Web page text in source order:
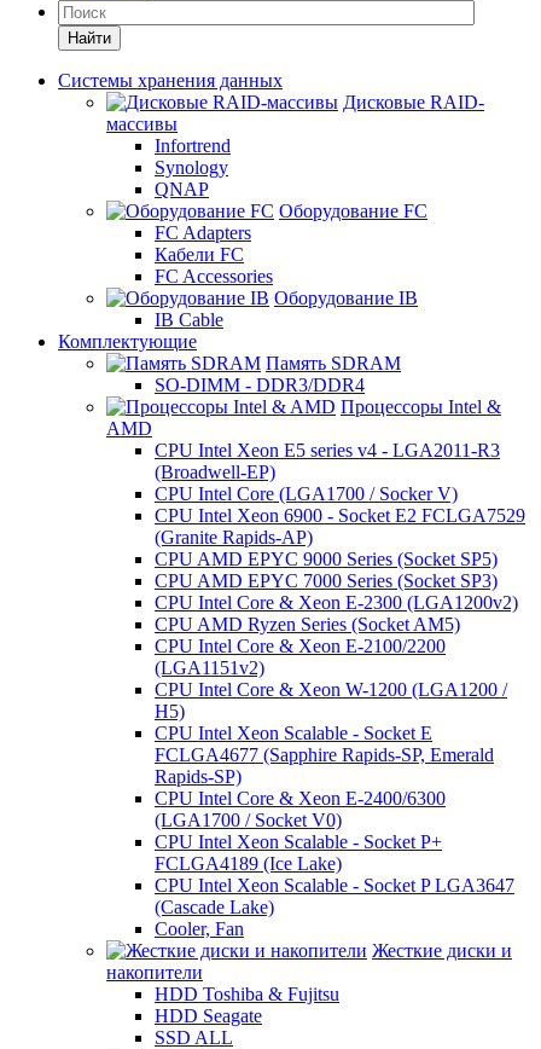
Найти
Системы хранения данных
Дисковые RAID-
массивы
Infortrend
Synology
QNAP
Оборудование FC
FC Adapters
Кабели FC
FC Accessories
Оборудование IB
IB Cable
Комплектующие
Память SDRAM
SO-DIMM - DDR3/DDR4
Процессоры Intel &
AMD
CPU Intel Xeon E5 series v4 - LGA2011-R3
(Broadwell-EP)
CPU Intel Core (LGA1700 / Socker V)
CPU Intel Xeon 6900 - Socket E2 FCLGA7529
(Granite Rapids-AP)
CPU AMD EPYC 9000 Series (Socket SP5)
CPU AMD EPYC 7000 Series (Socket SP3)
CPU Intel Core & Xeon E-2300 (LGA1200v2)
CPU AMD Ryzen Series (Socket AM5)
CPU Intel Core & Xeon E-2100/2200
(LGA1151v2)
CPU Intel Core & Xeon W-1200 (LGA1200 /
H5)
CPU Intel Xeon Scalable - Socket E
FCLGA4677 (Sapphire Rapids-SP, Emerald
Rapids-SP)
CPU Intel Core & Xeon E-2400/6300
(LGA1700 / Socket V0)
CPU Intel Xeon Scalable - Socket P+
FCLGA4189 (Ice Lake)
CPU Intel Xeon Scalable - Socket P LGA3647
(Cascade Lake)
Cooler, Fan
Жесткие диски и
накопители
HDD Toshiba & Fujitsu
HDD Seagate
SSD ALL